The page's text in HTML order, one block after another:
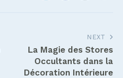
NEXT
La Magie des Stores
Occultants dans la
Décoration Intérieure